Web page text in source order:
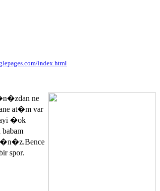
index.html
ne
at�m var
�ok
spor.